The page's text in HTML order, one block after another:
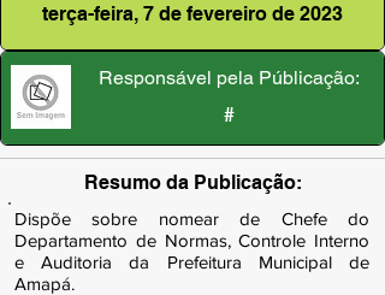
terça-feira, 7 de fevereiro de 2023
Responsável pela Públicação:
#
Resumo da Publicação:
Dispõe sobre nomear de Chefe do
Departamento de Normas, Controle Interno
e Auditoria da Prefeitura Municipal de
Amapá.